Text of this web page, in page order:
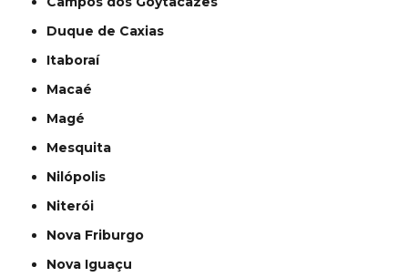
Duque de Caxias
Itaboraí
Macaé
Magé
Mesquita
Nilópolis
Niterói
Nova Friburgo
Nova Iguaçu